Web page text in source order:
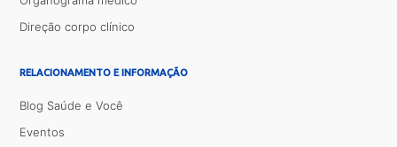
Direção corpo clínico
RELACIONAMENTO E INFORMAÇÃO
Blog Saúde e Você
Eventos